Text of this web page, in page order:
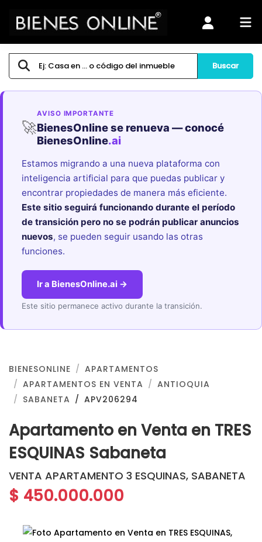
Buscar
🚀
AVISO IMPORTANTE
BienesOnline se renueva — conocé
BienesOnline.ai
Estamos migrando a una nueva plataforma con
inteligencia artificial para que puedas publicar y
encontrar propiedades de manera más eficiente.
Este sitio seguirá funcionando durante el período
de transición pero no se podrán publicar anuncios
nuevos, se pueden seguir usando las otras
funciones.
Ir a BienesOnline.ai →
Este sitio permanece activo durante la transición.
BIENESONLINE
APARTAMENTOS
APARTAMENTOS EN VENTA
ANTIOQUIA
SABANETA
APV206294
Apartamento en Venta en TRES
ESQUINAS Sabaneta
VENTA APARTAMENTO 3 ESQUINAS, SABANETA
$ 450.000.000